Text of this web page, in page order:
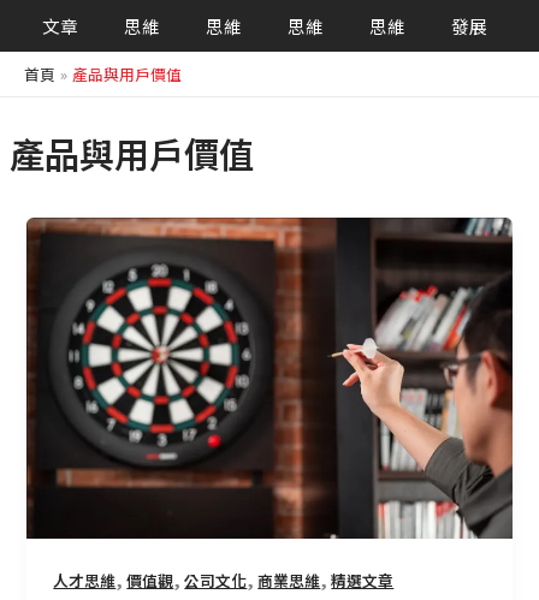
文章 思維 思維 思維 思維 發展
首頁 產品與用戶價值
產品與用戶價值
人才思維,價值觀,公司文化,商業思維,精選文章
從
發：
CMoney
如
待
『營
收』